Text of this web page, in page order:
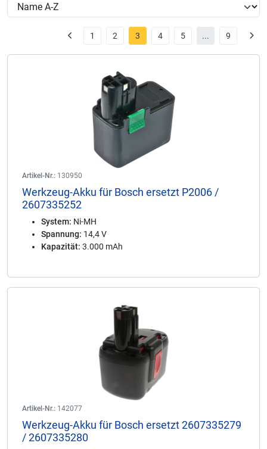
1 2 3 4 5 ... 9
Artikel-Nr.: 130950
Werkzeug-Akku für Bosch ersetzt P2006 /
2607335252
System: Ni-MH
Spannung: 14,4 V
Kapazität: 3.000 mAh
Artikel-Nr.: 142077
Werkzeug-Akku für Bosch ersetzt 2607335279
/ 2607335280